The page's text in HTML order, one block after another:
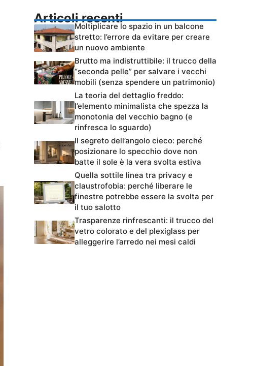
Articoli recenti
Moltiplicare lo spazio in un balcone
stretto: l’errore da evitare per creare
un nuovo ambiente
Brutto ma indistruttibile: il trucco della
“seconda pelle” per salvare i vecchi
mobili (senza spendere un patrimonio)
La teoria del dettaglio freddo:
l’elemento minimalista che spezza la
monotonia del vecchio bagno (e
rinfresca lo sguardo)
Il segreto dell’angolo cieco: perché
posizionare lo specchio dove non
batte il sole è la vera svolta estiva
Quella sottile linea tra privacy e
claustrofobia: perché liberare le
finestre potrebbe essere la svolta per
il tuo salotto
Trasparenze rinfrescanti: il trucco del
vetro colorato e del plexiglass per
alleggerire l’arredo nei mesi caldi